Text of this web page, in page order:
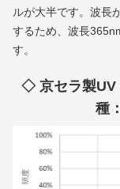
ルが大半です。波長
するため、波長
す。
京セラ製
種